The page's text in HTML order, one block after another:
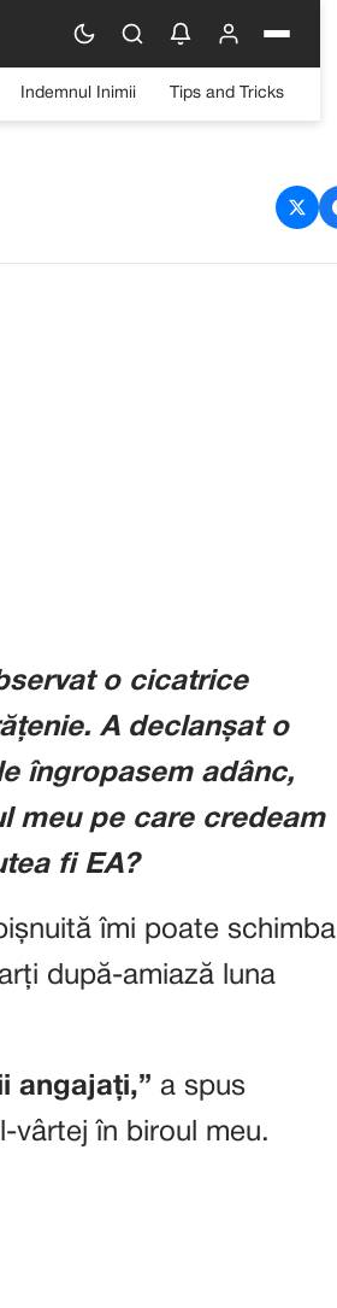
Indemnul Inimii Tips and Tricks
pe mâna
o cicatrice
A declanșat o
îngropasem adânc,
meu pe care credeam
fi EA?
îmi poate schimba
după-amiază luna
angajați,” a spus
vârtej în biroul meu.